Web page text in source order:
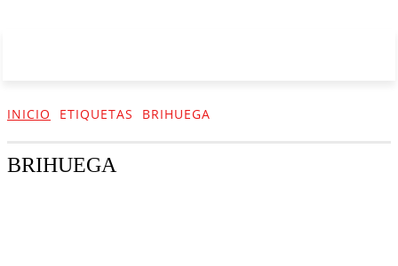
INICIO ETIQUETAS BRIHUEGA
BRIHUEGA